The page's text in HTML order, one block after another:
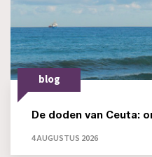
blog
De doden van Ceuta:
4 AUGUSTUS 2026